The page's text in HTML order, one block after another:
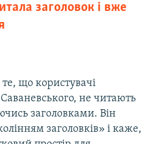
заголовок і вже
що користувачі
не читають
заголовками. Він
заголовків» і каже,